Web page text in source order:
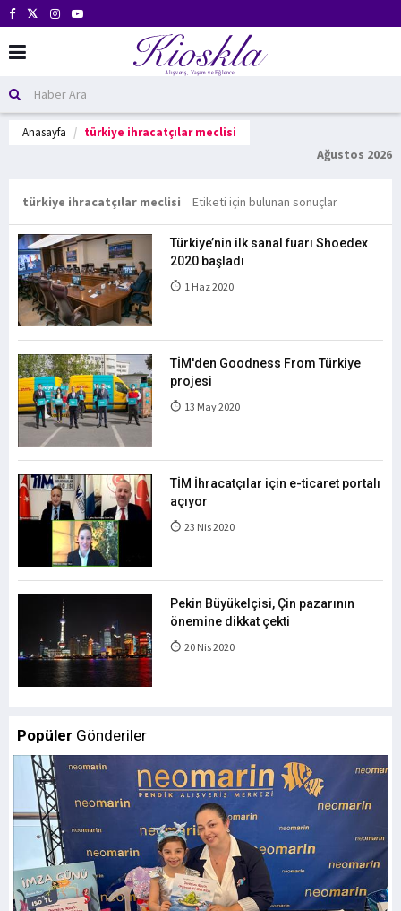
Anasayfa türkiye ihracatçılar meclisi
Ağustos 2026
türkiye ihracatçılar meclisi Etiketi için bulunan sonuçlar
Türkiye’nin ilk sanal fuarı Shoedex
2020 başladı
1 Haz 2020
TİM'den Goodness From Türkiye
projesi
13 May 2020
TİM İhracatçılar için e-ticaret portalı
açıyor
23 Nis 2020
Pekin Büyükelçisi, Çin pazarının
önemine dikkat çekti
20 Nis 2020
Popüler Gönderiler